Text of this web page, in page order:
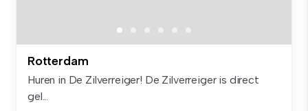
Rotterdam
Huren in De Zilverreiger! De Zilverreiger is direct
gel...